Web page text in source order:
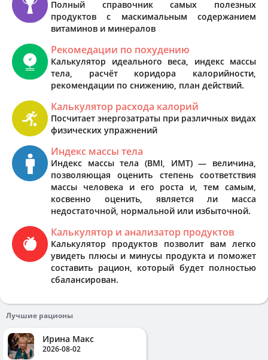
Полный справочник самых полезных
продуктов с маскимальным содержанием
витаминов и минералов
Рекомедации по похудению
Калькулятор идеального веса, индекс массы
тела, расчёт коридора калорийности,
рекомендации по снижению, план действий.
Калькулятор расхода калорий
Посчитает энергозатраты при различных видах
физических упражнений
Индекс массы тела
Индекс массы тела (BMI, ИМТ) — величина,
позволяющая оценить степень соответствия
массы человека и его роста и, тем самым,
косвенно оценить, является ли масса
недостаточной, нормальной или избыточной.
Калькулятор и анализатор продуктов
Калькулятор продуктов позволит вам легко
увидеть плюсы и минусы продукта и поможет
составить рацион, который будет полностью
сбалансирован.
Лучшие рационы
Ирина Макс
2026-08-02